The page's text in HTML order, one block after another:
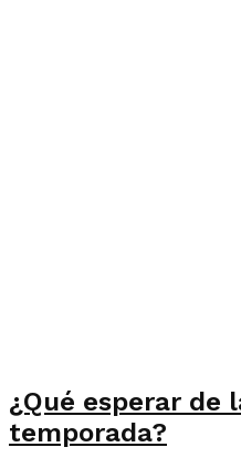
¿Qué esperar de
temporada?